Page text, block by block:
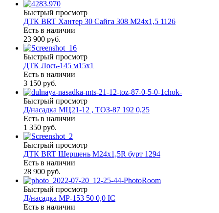
Быстрый просмотр
ДТК BRT Хантер 30 Сайга 308 М24х1,5 1126
Есть в наличии
23 900 руб.
Быстрый просмотр
ДТК Лось-145 м15х1
Есть в наличии
3 150 руб.
Быстрый просмотр
Д/насадка МЦ21-12 , ТОЗ-87 192 0,25
Есть в наличии
1 350 руб.
Быстрый просмотр
ДТК BRT Шершень М24х1,5R бурт 1294
Есть в наличии
28 900 руб.
Быстрый просмотр
Д/насадка МР-153 50 0,0 IC
Есть в наличии